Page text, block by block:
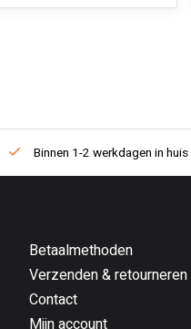
Binnen 1-2 werkdagen in huis
Betaalmethoden
Verzenden & retourneren
Contact
Mijn account